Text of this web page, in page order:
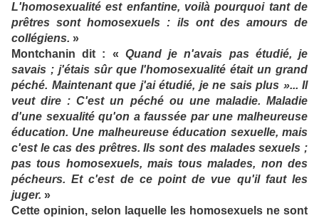
L'homosexualité est enfantine, voilà pourquoi tant de
prêtres sont homosexuels : ils ont des amours de
collégiens. »
Montchanin dit : « Quand je n'avais pas étudié, je
savais ; j'étais sûr que l'homosexualité était un grand
péché. Maintenant que j'ai étudié, je ne sais plus »... Il
veut dire : C'est un péché ou une maladie. Maladie
d'une sexualité qu'on a faussée par une malheureuse
éducation. Une malheureuse éducation sexuelle, mais
c'est le cas des prêtres. Ils sont des malades sexuels ;
pas tous homosexuels, mais tous malades, non des
pécheurs. Et c'est de ce point de vue qu'il faut les
juger. »
Cette opinion, selon laquelle les homosexuels ne sont